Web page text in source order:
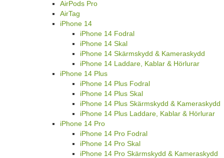
AirPods Pro
AirTag
iPhone 14
iPhone 14 Fodral
iPhone 14 Skal
iPhone 14 Skärmskydd & Kameraskydd
iPhone 14 Laddare, Kablar & Hörlurar
iPhone 14 Plus
iPhone 14 Plus Fodral
iPhone 14 Plus Skal
iPhone 14 Plus Skärmskydd & Kameraskydd
iPhone 14 Plus Laddare, Kablar & Hörlurar
iPhone 14 Pro
iPhone 14 Pro Fodral
iPhone 14 Pro Skal
iPhone 14 Pro Skärmskydd & Kameraskydd